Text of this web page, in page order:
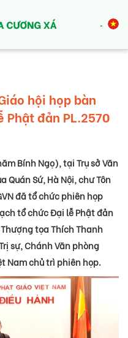
hội họp bàn
đản PL.2570
Bính Ngọ), tại Trụ sở Văn
Quán Sứ, Hà Nội, chư Tôn
đã tổ chức phiên họp
tổ chức Đại lễ Phật đản
tọa Thích Thanh
sự, Chánh Văn phòng
Nam chủ trì phiên họp.